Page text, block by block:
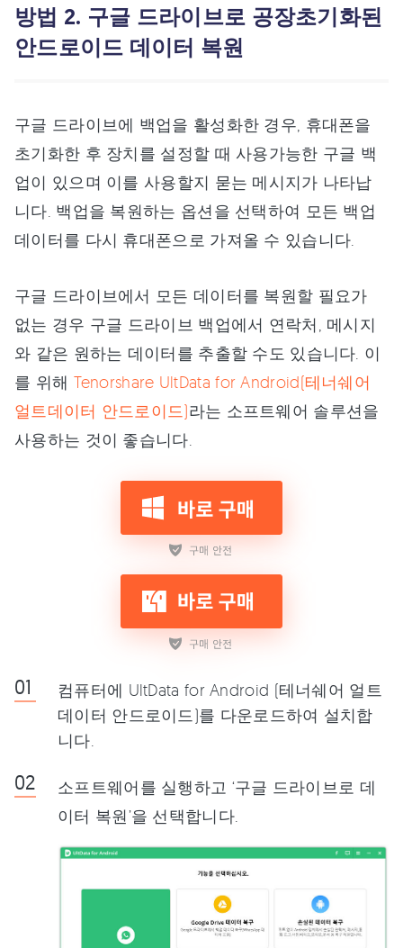
방법 2. 구글 드라이브로 공장초기화된
안드로이드 데이터 복원
구글 드라이브에 백업을 활성화한 경우, 휴대폰을
초기화한 후 장치를 설정할 때 사용가능한 구글 백
업이 있으며 이를 사용할지 묻는 메시지가 나타납
니다. 백업을 복원하는 옵션을 선택하여 모든 백업
데이터를 다시 휴대폰으로 가져올 수 있습니다.
구글 드라이브에서 모든 데이터를 복원할 필요가
없는 경우 구글 드라이브 백업에서 연락처, 메시지
와 같은 원하는 데이터를 추출할 수도 있습니다. 이
를 위해 Tenorshare UltData for Android(테너쉐어
얼트데이터 안드로이드)라는 소프트웨어 솔루션을
사용하는 것이 좋습니다.
컴퓨터에 UltData for Android (테너쉐어 얼트
데이터 안드로이드)를 다운로드하여 설치합
니다.
소프트웨어를 실행하고 ‘구글 드라이브로 데
이터 복원’을 선택합니다.